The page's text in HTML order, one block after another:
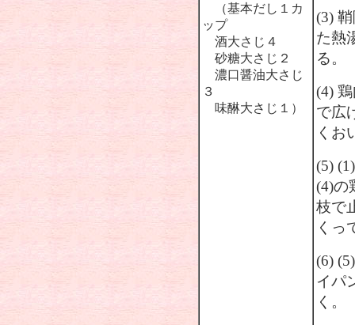
（基本だし１カ
ップ
酒大さじ４
砂糖大さじ２
濃口醤油大さじ
３
味醂大さじ１）
(3)
た熱
る。
(4)
で広
くお
(5)
(4)の
枝で
くっ
(6)
イパ
く。